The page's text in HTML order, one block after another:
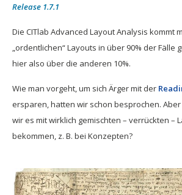
Release 1.7.1
Die CITlab Advanced Layout Analysis kommt
„ordentlichen“ Layouts in über 90% der Fälle
hier also über die anderen 10%.
Wie man vorgeht, um sich Ärger mit der
ersparen, hatten wir schon besprochen.
wir es mit wirklich gemischten – verrückten –
bekommen, z. B. bei Konzepten?